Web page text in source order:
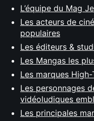
L’équipe du Mag
Les acteurs de
populaires
Les éditeurs &
Les Mangas les
Les marques
Les personnages
vidéoludiques
Les principales